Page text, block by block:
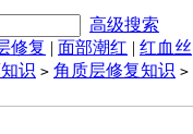
高级搜索
修复 | 面部潮红 | 红血丝
识 > 角质层修复知识 >